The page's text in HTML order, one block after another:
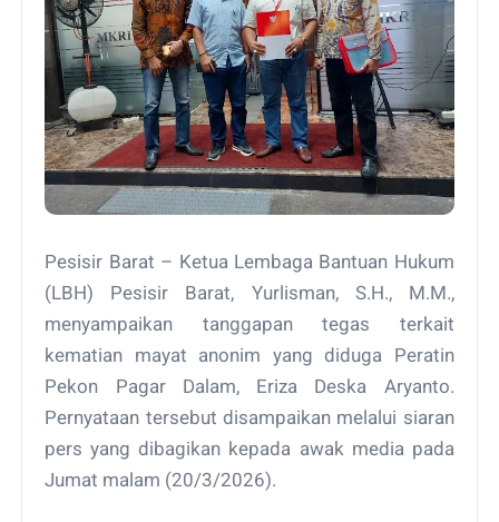
Pesisir Barat – Ketua Lembaga Bantuan Hukum
(LBH) Pesisir Barat, Yurlisman, S.H., M.M.,
menyampaikan tanggapan tegas terkait
kematian mayat anonim yang diduga Peratin
Pekon Pagar Dalam, Eriza Deska Aryanto.
Pernyataan tersebut disampaikan melalui siaran
pers yang dibagikan kepada awak media pada
Jumat malam (20/3/2026).